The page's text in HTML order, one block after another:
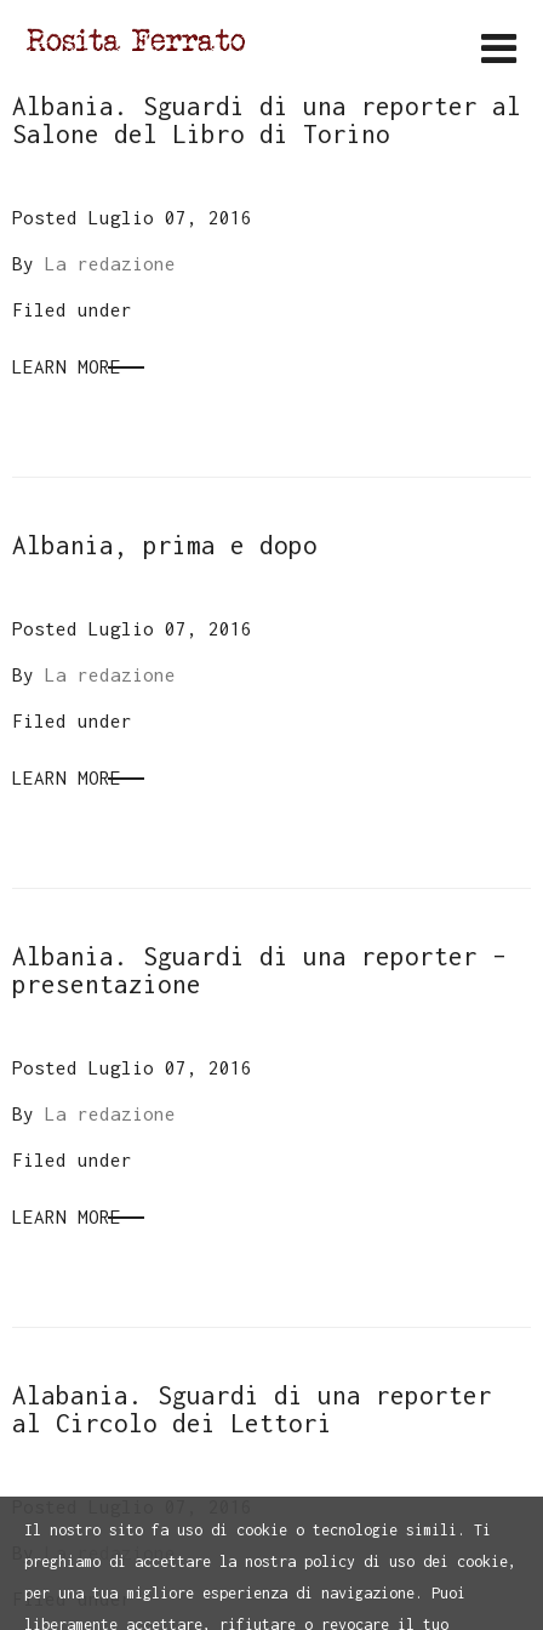
Albania. Sguardi di una reporter al
Salone del Libro di Torino
Posted Luglio 07, 2016
By La redazione
Filed under
LEARN MORE
Albania, prima e dopo
Posted Luglio 07, 2016
By La redazione
Filed under
LEARN MORE
Albania. Sguardi di una reporter –
presentazione
Posted Luglio 07, 2016
By La redazione
Filed under
LEARN MORE
Alabania. Sguardi di una reporter
al Circolo dei Lettori
La redazione
Filed under
Il nostro sito fa uso di cookie o tecnologie simili. Ti
preghiamo di accettare la nostra policy di uso dei cookie,
per una tua migliore esperienza di navigazione. Puoi
liberamente accettare, rifiutare o revocare il tuo